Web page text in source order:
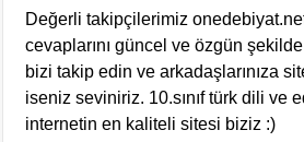
Değerli takipçilerimiz
cevaplarını güncel ve özgün şekilde
bizi takip edin ve arkadaşlarınıza
iseniz seviniriz. 10.sınıf türk dili ve
internetin en kaliteli sitesi biziz :)